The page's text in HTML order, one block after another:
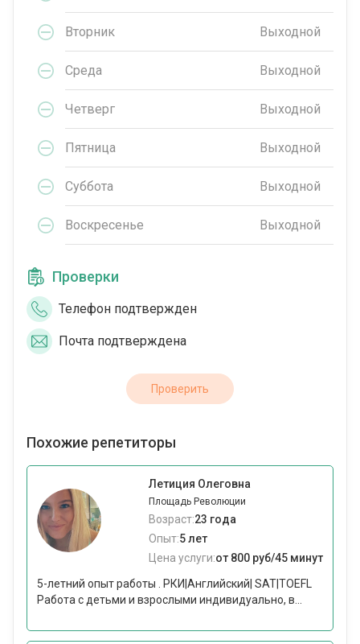
Вторник Выходной
Среда Выходной
Четверг Выходной
Пятница Выходной
Суббота Выходной
Воскресенье Выходной
Проверки
Телефон подтвержден
Почта подтверждена
Проверить
Похожие репетиторы
Летиция Олеговна
Площадь Революции
Возраст:23 года
Опыт:5 лет
Цена услуги:от 800 руб/45 минут
5-летний опыт работы . РКИ|Английский| SAT|TOEFL
Работа с детьми и взрослыми индивидуально, в...